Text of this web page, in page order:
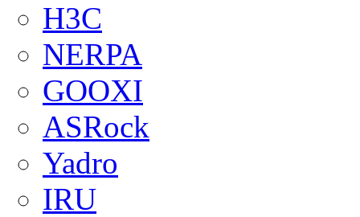
H3C
NERPA
GOOXI
ASRock
Yadro
IRU